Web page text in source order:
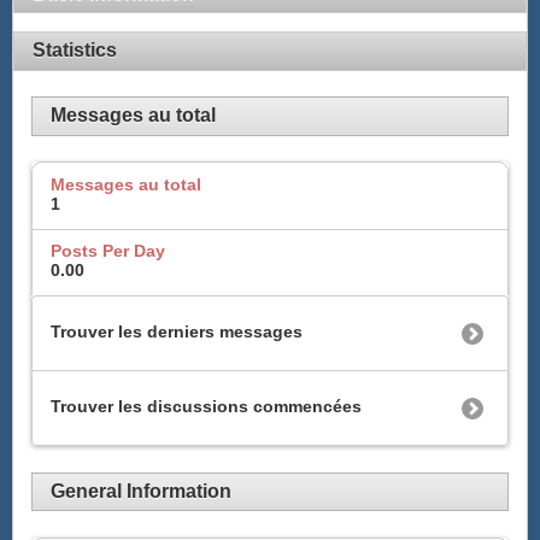
Statistics
Messages au total
Messages au total
1
Posts Per Day
0.00
Trouver les derniers messages
Trouver les discussions commencées
General Information